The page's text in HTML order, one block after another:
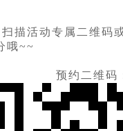
描活动专属二维码
哦~~
预约二维码